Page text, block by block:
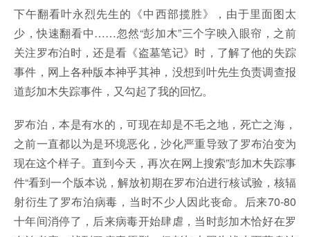
下午翻看叶永烈先生的《中西部揽胜》，由于里面图太
少，快速翻看中……忽然“彭加木”三个字映入眼帘，之前
关注罗布泊时，还是看《盗墓笔记》时，了解了他的失踪
事件，网上各种版本神乎其神，没想到叶先生负责调查报
道彭加木失踪事件，又勾起了我的回忆。
罗布泊，本是有水的，可现在却是不毛之地，死亡之海，
之前一直都以为是环境恶化，沙化严重导致了罗布泊变为
现在这个样子。直到今天，再次在网上搜索”彭加木失踪事
件“看到一个版本说，解放初期在罗布泊进行核试验，核辐
射衍生了罗布泊病毒，当时不少人因此丧命。后来70-80
十年间消停了，后来病毒开始肆虐，当时彭加木恰好在罗